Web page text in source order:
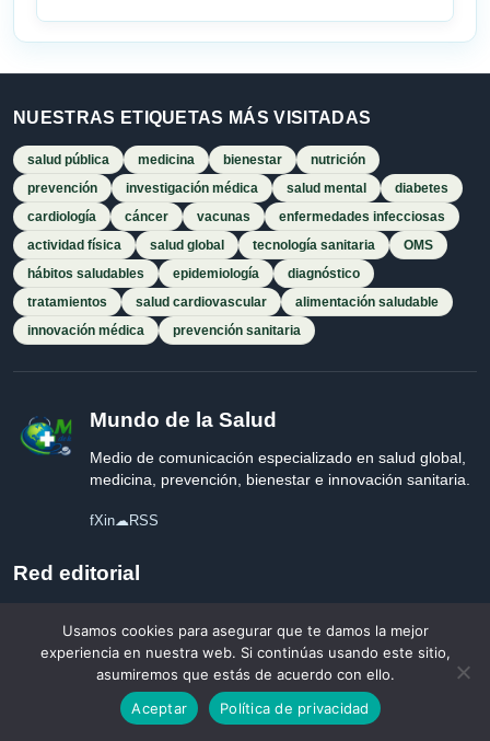
NUESTRAS ETIQUETAS MÁS VISITADAS
salud pública medicina bienestar
nutrición
prevención
investigación médica salud mental
diabetes
cardiología
cáncer vacunas
enfermedades infecciosas
actividad física
salud global tecnología sanitaria
OMS
hábitos saludables
epidemiología
diagnóstico
tratamientos
salud cardiovascular
alimentación saludable
innovación médica
prevención sanitaria
Mundo de la Salud
Medio de comunicación especializado en salud global,
medicina, prevención, bienestar e innovación sanitaria.
fXin☁RSS
Red editorial
Quiénes somos Equipo editorialResponsabilidad editorialContacto
Política de privacidad y cookiesCondiciones del servicio
Usamos cookies para asegurar que te damos la mejor
experiencia en nuestra web. Si continúas usando este sitio,
asumiremos que estás de acuerdo con ello.
Aceptar
Política de privacidad